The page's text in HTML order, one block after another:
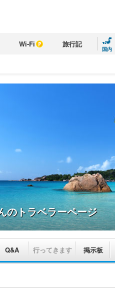
Wi-Fi 旅行記
国内
のトラベラーページ
Q&A 行ってきます 掲示板